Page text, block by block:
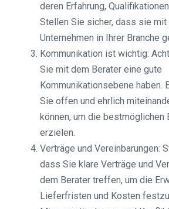
deren Erfahrung,
Stellen Sie sicher, dass sie mit
Unternehmen in Ihrer Branche
Kommunikation ist wichtig:
Sie mit dem Berater eine gute
Kommunikationsebene haben.
Sie offen und ehrlich
können, um die bestmöglichen
erzielen.
Verträge und Vereinbarungen:
dass Sie klare Verträge und
dem Berater treffen, um die
Lieferfristen und Kosten